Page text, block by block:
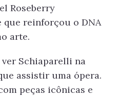
Roseberry
que reinforçou o DNA
arte.
ver Schiaparelli na
assistir uma ópera.
peças icônicas e